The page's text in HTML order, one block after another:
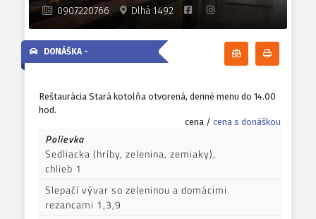
0907220766 Dlhá 1492
Odoberať
DONÁŠKA -
Reštaurácia Stará kotolňa otvorená, denné menu do 14.00
hod.
cena / cena s donáškou
Polievka
Sedliacka (hríby, zelenina, zemiaky),
chlieb 1
Slepačí vývar so zeleninou a domácimi
rezancami 1,3,9